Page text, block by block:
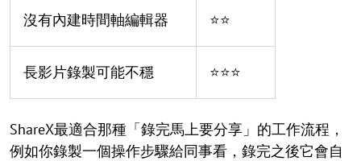
沒有內建時間軸編輯器 ⭐⭐
長影片錄製可能不穩 ⭐⭐⭐
ShareX最適合那種「錄完馬上要分享」的工作流程，
例如你錄製一個操作步驟給同事看，錄完之後它會自